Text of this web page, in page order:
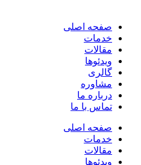
صفحه اصلی
خدمات
مقالات
ویدئوها
گالری
مشاوره
درباره ما
تماس با ما
صفحه اصلی
خدمات
مقالات
ویدئوها